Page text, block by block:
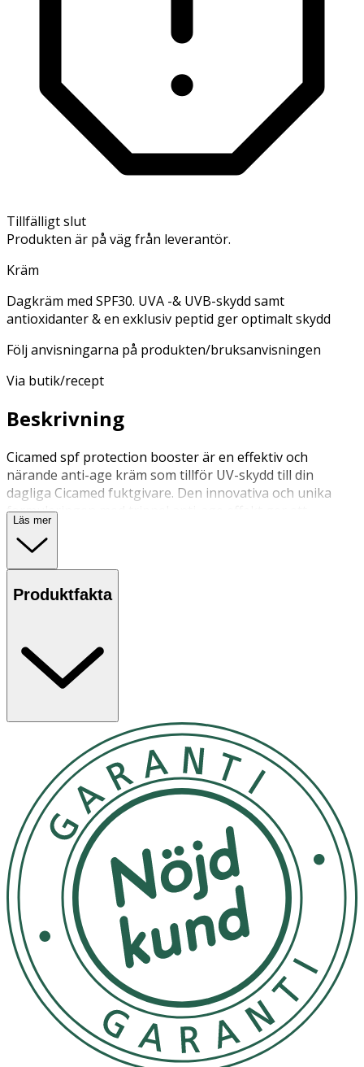
Tillfälligt slut
Produkten är på väg från leverantör.
Kräm
Dagkräm med SPF30. UVA -& UVB-skydd samt
antioxidanter & en exklusiv peptid ger optimalt skydd
Följ anvisningarna på produkten/bruksanvisningen
Via butik/recept
Beskrivning
Cicamed spf protection booster är en effektiv och
närande anti-age kräm som tillför UV-skydd till din
dagliga Cicamed fuktgivare. Den innovativa och unika
formuleringen med trippel anti-age effekt ger ett
optimalt skydd för ansikte och dekolletage. Cicamed spf
perfection booster är perfekt för alla som vill skydda sin
hud året om.
Användning
• För att uppnå maximal SPF 30, applicera enbart spf
protection booster (rekommenderas vid längre
solexponering).
Aqua (vatten, lösningsmedel), caprylic/capric triglyceride
(mjukgörande konsistensgivare), octocrylene (UV-filter),
butyl methoxydibenzoylmethane (UVA-filter), glycerin
(fuktbindande, vegetabiliskt ursprung), isohexadecane
(mjukgörande), polysilicone-15 (UVB-filter), potassium
cetyl phosphate (emulgator), cetearyl alcohol
(konsistensgivande emulgator), ethylhexyl palmitate
(mjukgörande), phenylbenzimidazole sulfonic acid (UVB-
filter), triethanolamine (pH-justerare i ingående
ingrediens), glyceryl stearate (emulgator), shea butter
ethyl esters (sheasmör, mjukgörande), sorbitan stearate
(konsistensgivande emulgator), butyrospermum parkli
butter (sheasmör, mjukgörande), acetyl sh-heptapeptide-
1 (peptid), tocopherol (Vitamin E, antioxidant), xanthan
gum (konsistensgivare), magnesium aluminum silicate
(konsistensgivare), hydrogenated lecithin (mjukgörande
emulgator), polyglyceryl-6 palmitate/succinate
Läs mer
Produktfakta